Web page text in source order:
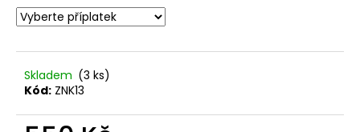
Skladem (3 ks)
Kód: ZNK13